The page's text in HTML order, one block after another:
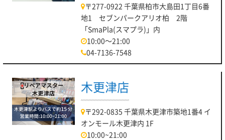
〒277-0922 千葉県柏市大島田1丁目6番
地1 セブンパークアリオ柏 2階
「SmaPla(スマプラ)」内
10:00～21:00
04-7136-7548
木更津店
〒292-0835 千葉県木更津市築地1番4 イ
オンモール木更津内 1F
10:00~21:00